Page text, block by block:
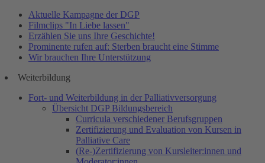
Aktuelle Kampagne der DGP
Filmclips "In Liebe lassen"
Erzählen Sie uns Ihre Geschichte!
Prominente rufen auf: Sterben braucht eine Stimme
Wir brauchen Ihre Unterstützung
Weiterbildung
Fort- und Weiterbildung in der Palliativversorgung
Übersicht DGP Bildungsbereich
Curricula verschiedener Berufsgruppen
Zertifizierung und Evaluation von Kursen in
Palliative Care
(Re-)Zertifizierung von Kursleiter:innen und